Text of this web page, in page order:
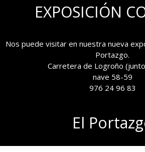
EXPOSICIÓN
Nos puede visitar en nuestra nueva
Portazgo.
Carretera de Logroño
nave 58-59
976 24 96 83
El